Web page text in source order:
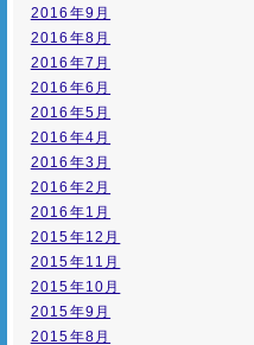
2016年9月
2016年8月
2016年7月
2016年6月
2016年5月
2016年4月
2016年3月
2016年2月
2016年1月
2015年12月
2015年11月
2015年10月
2015年9月
2015年8月